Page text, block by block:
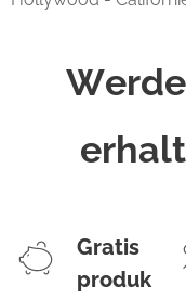
Gratis
produk